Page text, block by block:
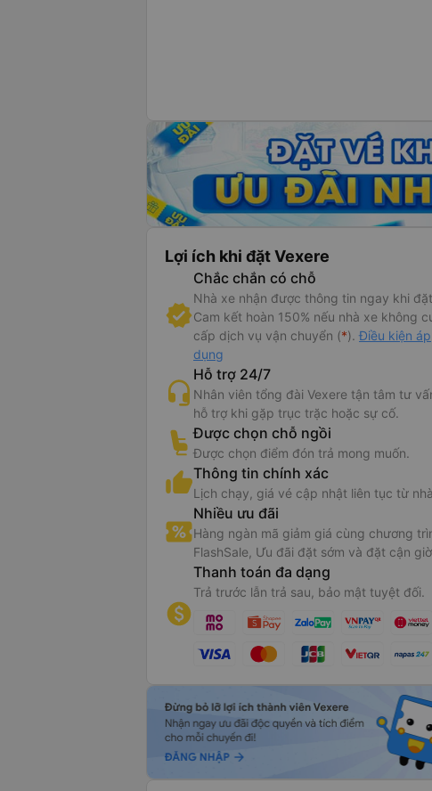
Lợi ích khi đặt Vexere
Chắc chắn có chỗ
Nhà xe nhận được thông tin ngay khi
Cam kết hoàn 150% nếu nhà xe không
cấp dịch vụ vận chuyển (*). Điều kiện áp
dụng
Hỗ trợ 24/7
Nhân viên tổng đài Vexere tận tâm tư
hỗ trợ khi gặp trục trặc hoặc sự cố.
Được chọn chỗ ngồi
Được chọn điểm đón trả mong muốn.
Thông tin chính xác
Lịch chạy, giá vé cập nhật liên tục từ
Nhiều ưu đãi
Hàng ngàn mã giảm giá cùng chương
FlashSale, Ưu đãi đặt sớm và đặt cận
Thanh toán đa dạng
Trả trước lẫn trả sau, bảo mật tuyệt đối.